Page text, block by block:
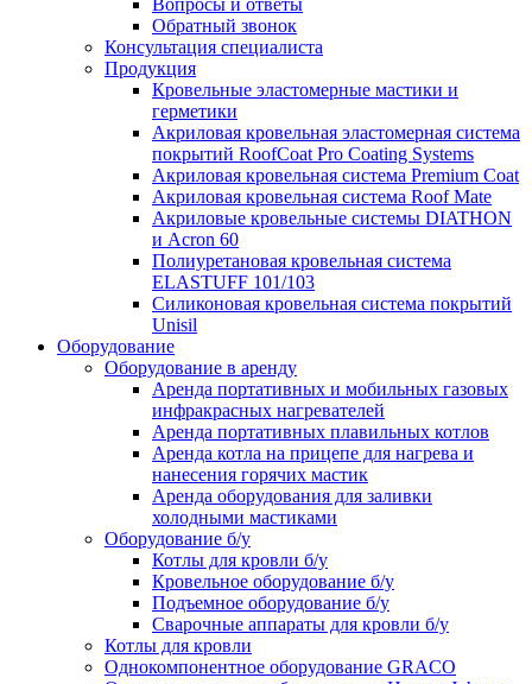
Вопросы и ответы
Обратный звонок
Консультация специалиста
Продукция
Кровельные эластомерные мастики и
герметики
Акриловая кровельная эластомерная система
покрытий RoofCoat Pro Coating Systems
Акриловая кровельная система Premium Coat
Акриловая кровельная система Roof Mate
Акриловые кровельные системы DIATHON
и Acron 60
Полиуретановая кровельная система
ELASTUFF 101/103
Силиконовая кровельная система покрытий
Unisil
Оборудование
Оборудование в аренду
Аренда портативных и мобильных газовых
инфракрасных нагревателей
Аренда портативных плавильных котлов
Аренда котла на прицепе для нагрева и
нанесения горячих мастик
Аренда оборудования для заливки
холодными мастиками
Оборудование б/у
Котлы для кровли б/у
Кровельное оборудование б/у
Подъемное оборудование б/у
Сварочные аппараты для кровли б/у
Котлы для кровли
Однокомпонентное оборудование GRACO